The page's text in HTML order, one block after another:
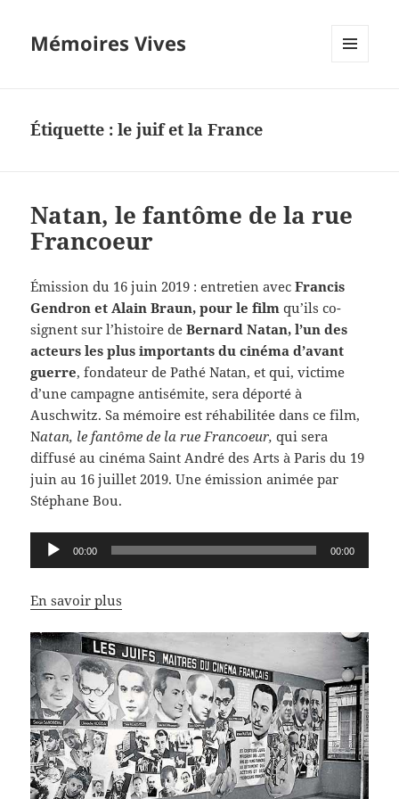
Mémoires Vives
Étiquette :le juif et la France
Natan, le fantôme de la rue
Francoeur
Émission du 16 juin 2019 : entretien avecFrancis
Gendron et Alain Braun, pour le filmqu’ils co-
signent sur l’histoire deBernard Natan, l’un des
acteurs les plus importants du cinéma d’avant
guerre, fondateur de Pathé Natan, et qui, victime
d’une campagne antisémite, sera déporté à
Auschwitz. Sa mémoire est réhabilitée dans ce film,
Natan, le fantôme de la rue Francoeur,qui sera
diffusé au cinéma Saint André des Arts à Paris du 19
juin au 16 juillet 2019. Une émission animée par
Stéphane Bou.
Lecteur
audio
00:00 00:00
En savoir plus